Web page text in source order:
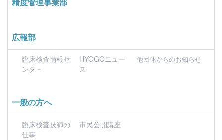
精度管理事業部
広報部
臨床検査情報セ
ンタ－
HYOGOニュー
ス
他団体からのお知らせ
一般の方へ
臨床検査技師の
仕事
市民公開講座